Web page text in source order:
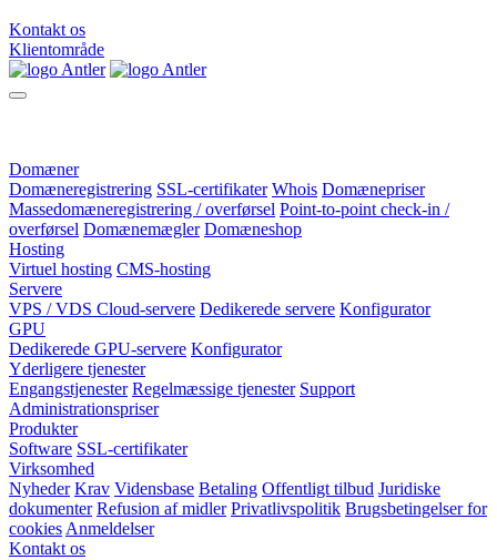
Kontakt os
Klientområde
Domæner
Domæneregistrering SSL-certifikater Whois Domænepriser
Massedomæneregistrering / overførsel Point-to-point check-in /
overførsel Domænemægler Domæneshop
Hosting
Virtuel hosting CMS-hosting
Servere
VPS / VDS Cloud-servere Dedikerede servere Konfigurator
GPU
Dedikerede GPU-servere Konfigurator
Yderligere tjenester
Engangstjenester Regelmæssige tjenester Support
Administrationspriser
Produkter
Software SSL-certifikater
Virksomhed
Nyheder Krav Vidensbase Betaling Offentligt tilbud Juridiske
dokumenter Refusion af midler Privatlivspolitik Brugsbetingelser for
cookies Anmeldelser
Kontakt os